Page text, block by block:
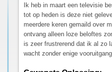
Ik heb in maart een televisie
tot op heden is deze niet
meerdere keren gemaild over
ontvang alleen loze beloftes
is zeer frustrerend dat ik al zo
wacht zonder enige vooruitgang.